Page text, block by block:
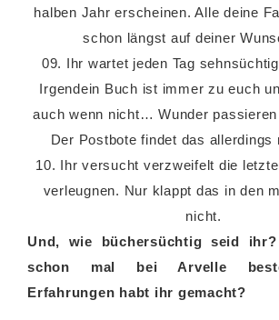
halben Jahr erscheinen. Alle deine
schon längst auf deiner
09. Ihr wartet jeden Tag
Irgendein Buch ist immer zu euch
auch wenn nicht… Wunder
Der Postbote findet das allerdings
10. Ihr versucht verzweifelt die
verleugnen. Nur klappt das in den
nicht.
Und, wie büchersüchtig seid
schon mal bei Arvelle
Erfahrungen habt ihr gemacht?